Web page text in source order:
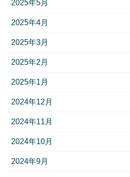
2025年5月
2025年4月
2025年3月
2025年2月
2025年1月
2024年12月
2024年11月
2024年10月
2024年9月